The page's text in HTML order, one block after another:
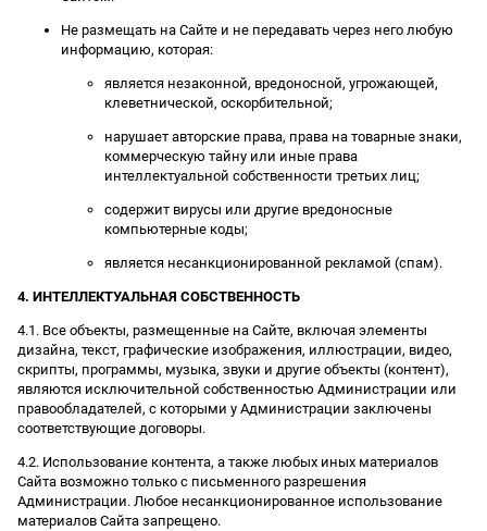
Не размещать на Сайте и не передавать через него любую
информацию, которая:
является незаконной, вредоносной, угрожающей,
клеветнической, оскорбительной;
нарушает авторские права, права на товарные знаки,
коммерческую тайну или иные права
интеллектуальной собственности третьих лиц;
содержит вирусы или другие вредоносные
компьютерные коды;
является несанкционированной рекламой (спам).
4. ИНТЕЛЛЕКТУАЛЬНАЯ СОБСТВЕННОСТЬ
4.1. Все объекты, размещенные на Сайте, включая элементы
дизайна, текст, графические изображения, иллюстрации, видео,
скрипты, программы, музыка, звуки и другие объекты (контент),
являются исключительной собственностью Администрации или
правообладателей, с которыми у Администрации заключены
соответствующие договоры.
4.2. Использование контента, а также любых иных материалов
Сайта возможно только с письменного разрешения
Администрации. Любое несанкционированное использование
материалов Сайта запрещено.